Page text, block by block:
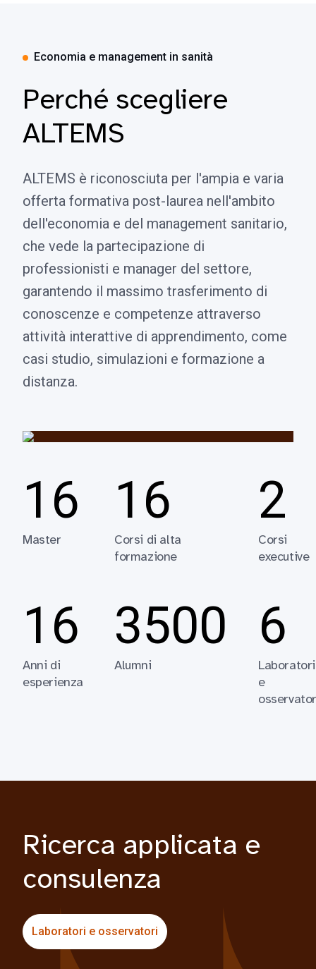
Economia e management in sanità
Perché scegliere
ALTEMS
ALTEMS è riconosciuta per l'ampia e varia
offerta formativa post-laurea nell'ambito
dell'economia e del management sanitario,
che vede la partecipazione di
professionisti e manager del settore,
garantendo il massimo trasferimento di
conoscenze e competenze attraverso
attività interattive di apprendimento, come
casi studio, simulazioni e formazione a
distanza.
16
Master
16
Corsi di alta
formazione
2
Corsi
executive
16
Anni di
esperienza
3500
Alumni
6
Laboratori
e
Ricerca applicata e
consulenza
Laboratori e osservatori